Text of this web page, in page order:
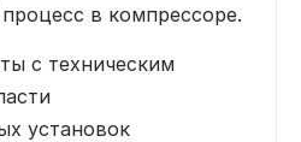
в компрессоре.
с техническим
установок